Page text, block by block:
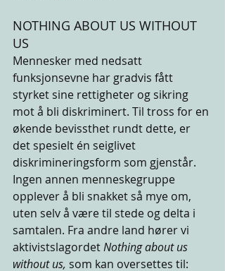
NOTHING ABOUT US WITHOUT
US
Mennesker med nedsatt
funksjonsevne har gradvis fått
styrket sine rettigheter og sikring
mot å bli diskriminert. Til tross for en
økende bevissthet rundt dette, er
det spesielt én seiglivet
diskrimineringsform som gjenstår.
Ingen annen menneskegruppe
opplever å bli snakket så mye om,
uten selv å være til stede og delta i
samtalen. Fra andre land hører vi
aktivistslagordet Nothing about us
without us, som kan oversettes til: